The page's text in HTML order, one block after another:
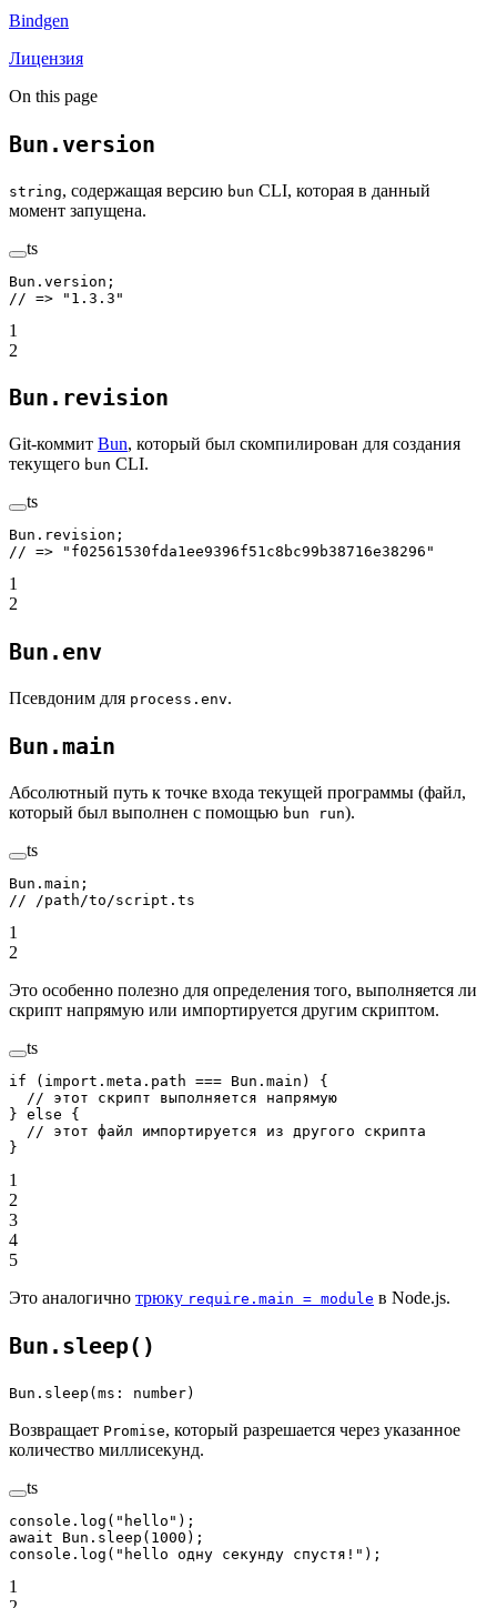
Bindgen
Лицензия
On this page
Bun.version
string, содержащая версию bun CLI, которая в данный
момент запущена.
ts
Bun.version;
// => "1.3.3"
1
2
Bun.revision
Git-коммит Bun, который был скомпилирован для создания
текущего bun CLI.
ts
Bun.revision;
// => "f02561530fda1ee9396f51c8bc99b38716e38296"
1
2
Bun.env
Псевдоним для process.env.
Bun.main
Абсолютный путь к точке входа текущей программы (файл,
который был выполнен с помощью bun run).
ts
Bun.main;
// /path/to/script.ts
1
2
Это особенно полезно для определения того, выполняется ли
скрипт напрямую или импортируется другим скриптом.
ts
if ( import . meta .path === Bun.main) {
  // этот скрипт выполняется напрямую
} else {
  // этот файл импортируется из другого скрипта
}
1
2
3
4
5
Это аналогично трюку require.main = module в Node.js.
Bun.sleep()
Bun.sleep(ms: number)
Возвращает Promise, который разрешается через указанное
количество миллисекунд.
ts
console. log ( "hello" );
await Bun. sleep ( 1000 );
console. log ( "hello одну секунду спустя!" );
1